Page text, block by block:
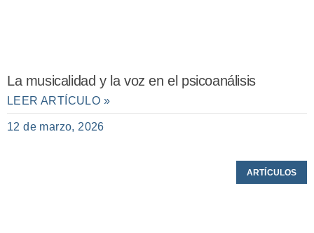
La musicalidad y la voz en el psicoanálisis
LEER ARTÍCULO »
12 de marzo, 2026
ARTÍCULOS